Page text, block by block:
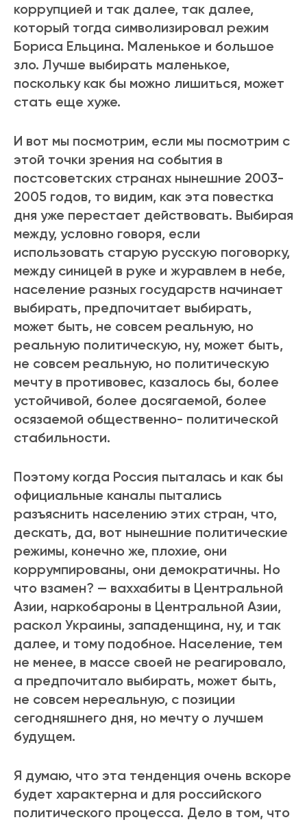
коррупцией и так далее, так далее,
который тогда символизировал режим
Бориса Ельцина. Маленькое и большое
зло. Лучше выбирать маленькое,
поскольку как бы можно лишиться, может
стать еще хуже.
И вот мы посмотрим, если мы посмотрим с
этой точки зрения на события в
постсоветских странах нынешние 2003-
2005 годов, то видим, как эта повестка
дня уже перестает действовать. Выбирая
между, условно говоря, если
использовать старую русскую поговорку,
между синицей в руке и журавлем в небе,
население разных государств начинает
выбирать, предпочитает выбирать,
может быть, не совсем реальную, но
реальную политическую, ну, может быть,
не совсем реальную, но политическую
мечту в противовес, казалось бы, более
устойчивой, более досягаемой, более
осязаемой общественно- политической
стабильности.
Поэтому когда Россия пыталась и как бы
официальные каналы пытались
разъяснить населению этих стран, что,
дескать, да, вот нынешние политические
режимы, конечно же, плохие, они
коррумпированы, они демократичны. Но
что взамен? — ваххабиты в Центральной
Азии, наркобароны в Центральной Азии,
раскол Украины, западенщина, ну, и так
далее, и тому подобное. Население, тем
не менее, в массе своей не реагировало,
а предпочитало выбирать, может быть,
не совсем нереальную, с позиции
сегодняшнего дня, но мечту о лучшем
будущем.
Я думаю, что эта тенденция очень вскоре
будет характерна и для российского
политического процесса. Дело в том, что